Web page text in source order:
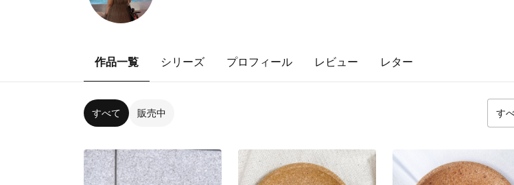
作品一覧 シリーズ プロフィール レビュー レター
すべて 販売中